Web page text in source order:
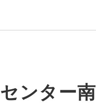
センター南